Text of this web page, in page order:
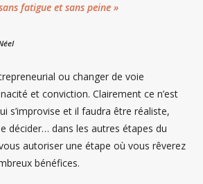
fatigue et sans peine »
ou changer de voie
et conviction. Clairement ce n’est
s’improvise et il faudra être réaliste,
décider… dans les autres étapes du
autoriser une étape où vous rêverez
bénéfices.